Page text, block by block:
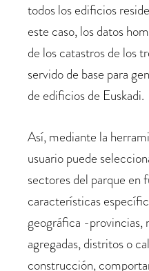
todos los edificios
este caso, los datos
de los catastros de los
servido de base para
de edificios de Euskadi.
Así, mediante la
usuario puede
sectores del parque en
características
geográfica -provincias,
agregadas, distritos o
construcción,